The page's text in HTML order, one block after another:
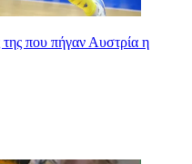
που πήγαν Αυστρία η